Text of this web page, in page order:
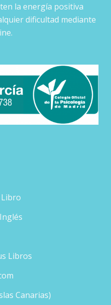
la energía positiva
dificultad mediante
Libro
Libros
Canarias)